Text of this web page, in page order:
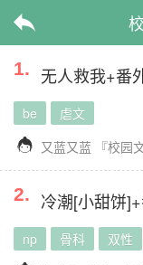

1. 无人救我+番
be 虐文
 又蓝又蓝 『校园
2. 冷潮[小甜饼
np 骨科 双性